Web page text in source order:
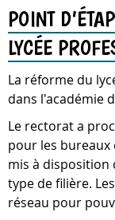
POINT
LYCÉE
La réforme du
dans l'académie
Le rectorat a
pour les bureaux
mis à disposition
type de filière.
réseau pour